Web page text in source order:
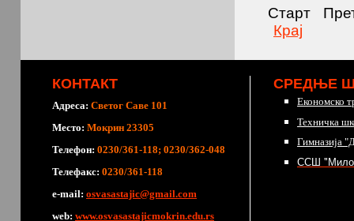
Старт
Крај
КОНТАКТ
Адреса: Светог Саве 101
Место: Мокрин 23305
Телефон: 0230/361-118; 0230/362-048
Телефакс: 0230/361-118
е-mail: osvasastajic@gmail.com
web: www.osvasastajicmokrin.edu.rs
СРЕДЊЕ
Економско
Техничка
Гимназија
ССШ